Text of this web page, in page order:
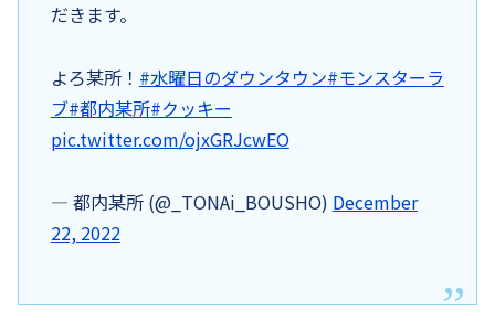
だきます。
よろ某所！ #水曜日のダウンタウン#モンスターラ
ブ#都内某所#クッキー
pic.twitter.com/ojxGRJcwEO
— 都内某所 (@_TONAi_BOUSHO) December
22, 2022